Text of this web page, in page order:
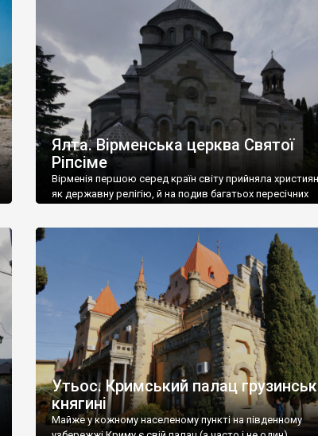
називаються «повстяками» (postaki)…” “Вино. Крим
виробляє відмінне вино і його вдосталь: воно все
легке біле і дуже […]
Ялта. Вірменська церква Святої
Ріпсіме
Вірменія першою серед країн світу прийняла
як державну релігію, й на подив багатьох пересічних
Утьос. Кримський палац
княгині
Майже у кожному населеному пункті на південному